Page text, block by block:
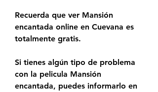
Recuerda que ver Mansión
encantada online en Cuevana es
totalmente gratis.
Si tienes algún tipo de problema
con la pelicula Mansión
encantada, puedes informarlo en